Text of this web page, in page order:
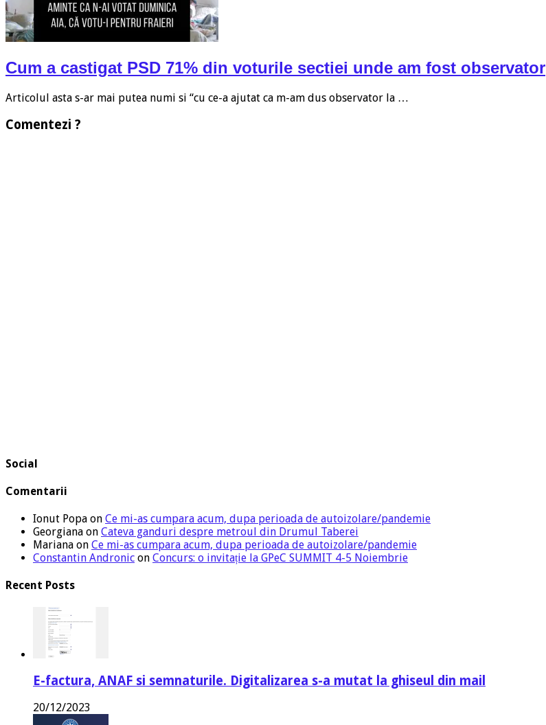
Cum a castigat PSD 71% din voturile sectiei unde am fost observator
Articolul asta s-ar mai putea numi si “cu ce-a ajutat ca m-am dus observator la …
Comentezi ?
Social
Comentarii
Ionut Popa on Ce mi-as cumpara acum, dupa perioada de autoizolare/pandemie
Georgiana on Cateva ganduri despre metroul din Drumul Taberei
Mariana on Ce mi-as cumpara acum, dupa perioada de autoizolare/pandemie
Constantin Andronic on Concurs: o invitație la GPeC SUMMIT 4-5 Noiembrie
Recent Posts
E-factura, ANAF si semnaturile. Digitalizarea s-a mutat la ghiseul din mail
20/12/2023